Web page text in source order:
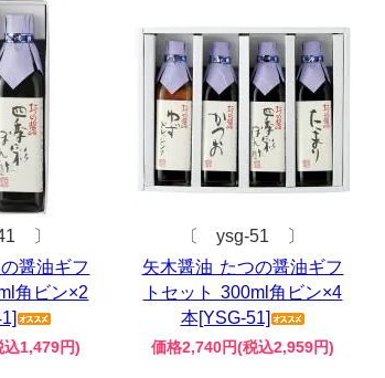
〕
醤油ギフ
角ビン×2
1,479円)
〔 ysg-51 〕
矢木醤油 たつの醤油ギフ
トセット 300ml角ビン×4
本[YSG-51]
価格2,740円(税込2,959円)